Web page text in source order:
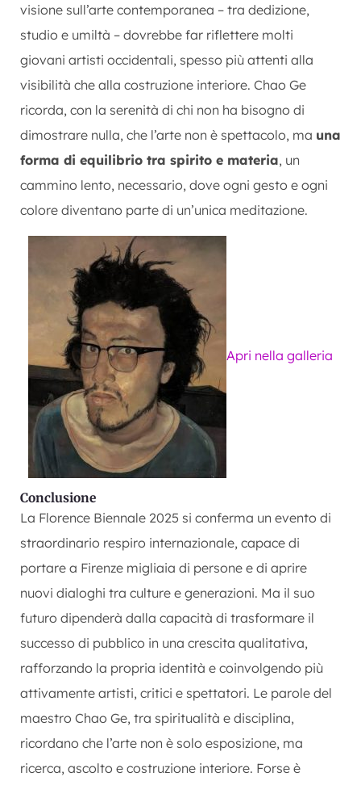
visione sull’arte contemporanea – tra dedizione,
studio e umiltà – dovrebbe far riflettere molti
giovani artisti occidentali, spesso più attenti alla
visibilità che alla costruzione interiore. Chao Ge
ricorda, con la serenità di chi non ha bisogno di
dimostrare nulla, che l’arte non è spettacolo, ma una
forma di equilibrio tra spirito e materia, un
cammino lento, necessario, dove ogni gesto e ogni
colore diventano parte di un’unica meditazione.
Apri nella galleria
Conclusione
La Florence Biennale 2025 si conferma un evento di
straordinario respiro internazionale, capace di
portare a Firenze migliaia di persone e di aprire
nuovi dialoghi tra culture e generazioni. Ma il suo
futuro dipenderà dalla capacità di trasformare il
successo di pubblico in una crescita qualitativa,
rafforzando la propria identità e coinvolgendo più
attivamente artisti, critici e spettatori. Le parole del
maestro Chao Ge, tra spiritualità e disciplina,
ricordano che l’arte non è solo esposizione, ma
ricerca, ascolto e costruzione interiore. Forse è